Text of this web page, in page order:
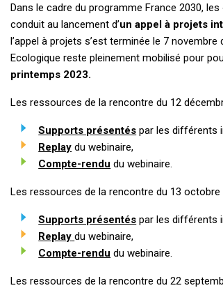
Dans le cadre du programme France 2030,
conduit au lancement d’un appel à projets
l’appel à projets s’est terminée le 7
Ecologique reste pleinement mobilisé pour
printemps 2023.
Les ressources de la rencontre du 12
Supports présentés par les différents
Replay du webinaire,
Compte-rendu du webinaire.
Les ressources de la rencontre du 13
Supports présentés par les différents
Replay du webinaire,
Compte-rendu du webinaire.
Les ressources de la rencontre du 22